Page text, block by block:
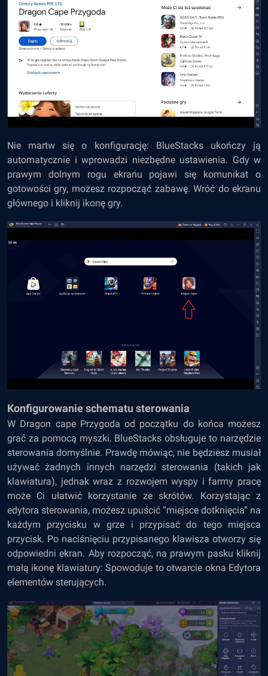
Nie martw się o konfigurację: BlueStacks ukończy ją
automatycznie i wprowadzi niezbędne ustawienia. Gdy w
prawym dolnym rogu ekranu pojawi się komunikat o
gotowości gry, możesz rozpocząć zabawę. Wróć do ekranu
głównego i kliknij ikonę gry.
Konfigurowanie schematu sterowania
W Dragon cape Przygoda od początku do końca możesz
grać za pomocą myszki. BlueStacks obsługuje to narzędzie
sterowania domyślnie. Prawdę mówiąc, nie będziesz musiał
używać żadnych innych narzędzi sterowania (takich jak
klawiatura), jednak wraz z rozwojem wyspy i farmy pracę
może Ci ułatwić korzystanie ze skrótów. Korzystając z
edytora sterowania, możesz upuścić “miejsce dotknięcia” na
każdym przycisku w grze i przypisać do tego miejsca
przycisk. Po naciśnięciu przypisanego klawisza otworzy się
odpowiedni ekran. Aby rozpocząć, na prawym pasku kliknij
małą ikonę klawiatury: Spowoduje to otwarcie okna Edytora
elementów sterujących.